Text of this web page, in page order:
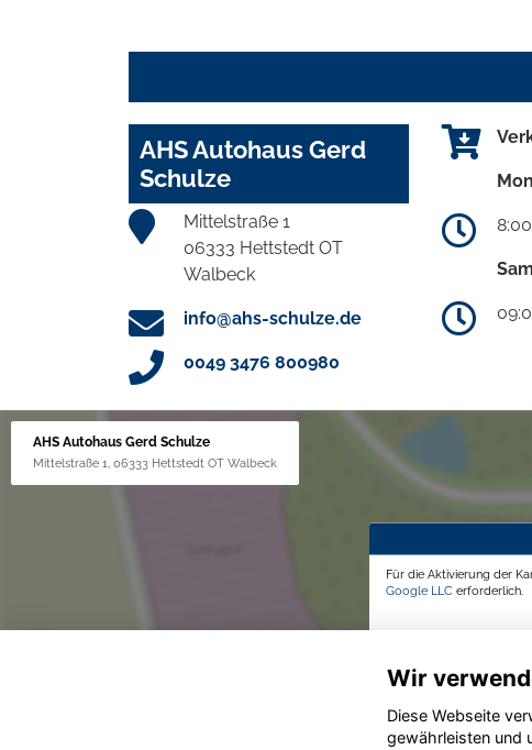
AHS Autohaus Gerd
Schulze
Mittelstraße 1
06333 Hettstedt OT
Walbeck
info@ahs-schulze.de
0049 3476 800980
AHS Autohaus Gerd Schulze
Mittelstraße 1, 06333 Hettstedt OT Walbeck
Für die Aktivierung der
Google LLC erforderlich.
Wir
Diese Webseite
gewährleisten und